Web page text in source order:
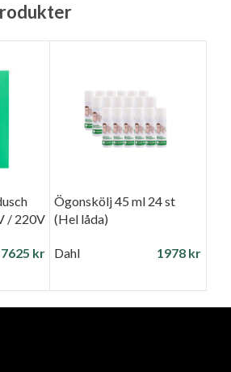
/ 220V
7625 kr
Ögonskölj 45 ml 24 st
(Hel låda)
Dahl 1978 kr